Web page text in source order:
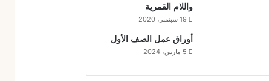
واللام القمرية
19 سبتمبر، 2020
أوراق عمل الصف الأول
5 مارس، 2024